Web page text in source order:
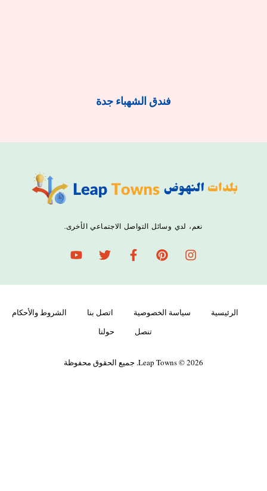
فندق الشهباء جدة
نعم، لدي وسائل التواصل الاجتماعي الأخرى.
الرئيسية سياسة الخصوصية اتصل بنا
الشروط والأحكام
تنصل
Leap Towns © 2026. جميع الحقوق محفوظة